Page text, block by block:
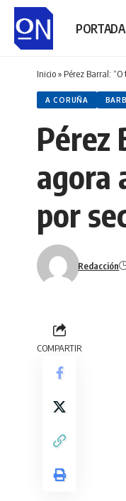
PORTADA
Inicio» Pérez Barral:
A CORUÑA
Pérez
agora
por
Redacción
COMPARTIR